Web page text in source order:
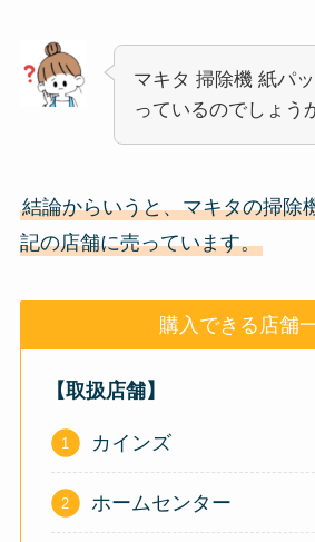
マキタ 掃除機 紙パ
っているのでしょう
結論からいうと、マキタの掃除
記の店舗に売っています。
購入できる店舗
【取扱店舗】
カインズ
ホームセンター